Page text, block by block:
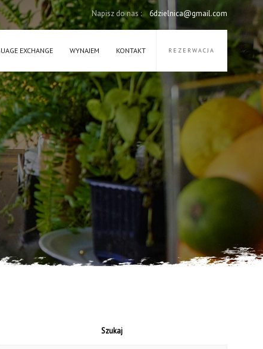
Napisz do nas : 6dzielnica@gmail.com
REZERWACJA
EXCHANGE WYNAJEM KONTAKT
Szukaj